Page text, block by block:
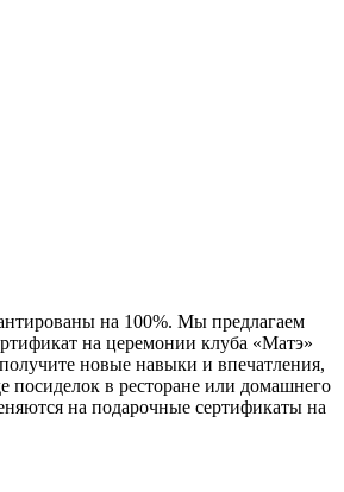
на 100%. Мы предлагаем
на церемонии клуба «Матэ»
новые навыки и впечатления,
в ресторане или домашнего
на подарочные сертификаты на